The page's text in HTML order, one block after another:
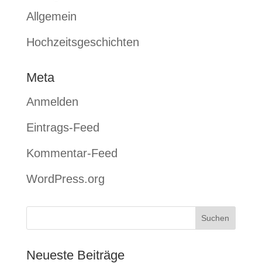
Allgemein
Hochzeitsgeschichten
Meta
Anmelden
Eintrags-Feed
Kommentar-Feed
WordPress.org
Neueste Beiträge